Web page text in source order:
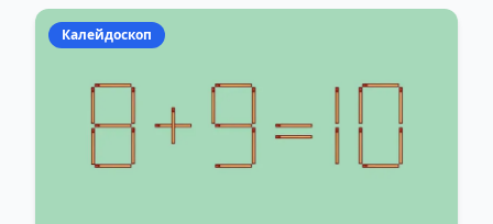
Калейдоскоп